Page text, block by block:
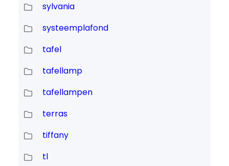
sylvania
systeemplafond
tafel
tafellamp
tafellampen
terras
tiffany
tl